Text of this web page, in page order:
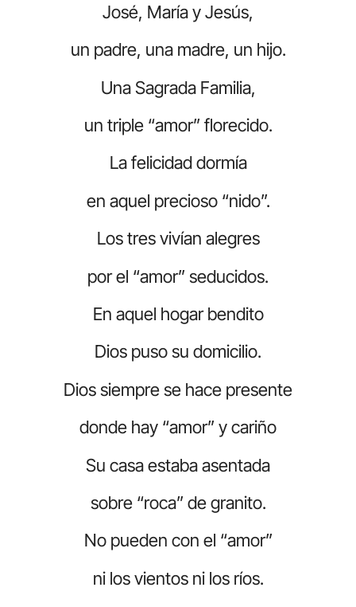
José, María y Jesús,
un padre, una madre, un hijo.
Una Sagrada Familia,
un triple “amor” florecido.
La felicidad dormía
en aquel precioso “nido”.
Los tres vivían alegres
por el “amor” seducidos.
En aquel hogar bendito
Dios puso su domicilio.
Dios siempre se hace presente
donde hay “amor” y cariño
Su casa estaba asentada
sobre “roca” de granito.
No pueden con el “amor”
ni los vientos ni los ríos.